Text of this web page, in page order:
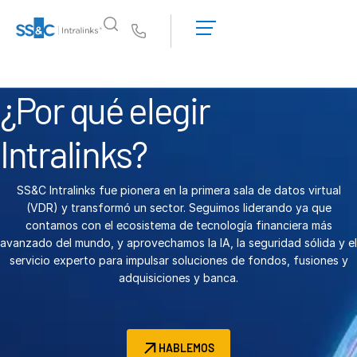
¿Por qué Intralinks?
Seguridad y confianza
API y despliegue
Productos
Deal
Centre AI
Solicitar una
¿Por qué elegir
Intralinks?
SS&C Intralinks fue pionera en la primera sala de datos virtual
(VDR) y transformó un sector. Seguimos liderando ya que
contamos con el ecosistema de tecnología financiera más
avanzado del mundo, y aprovechamos la IA, la seguridad sólida y el
servicio experto para impulsar soluciones de fondos, fusiones y
adquisiciones y banca.
HABLEMOS